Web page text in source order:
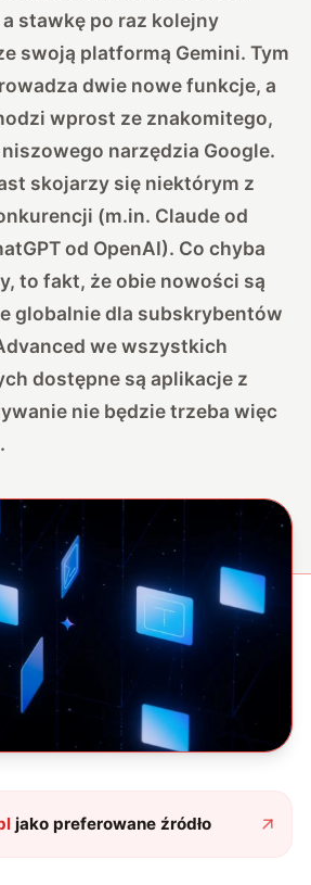
stawkę po raz kolejny
swoją platformą Gemini. Tym
dwie nowe funkcje, a
wprost ze znakomitego,
narzędzia Google.
skojarzy się niektórym z
(m.in. Claude od
od OpenAI). Co chyba
to fakt, że obie nowości są
globalnie dla subskrybentów
we wszystkich
dostępne są aplikacje z
nie będzie trzeba więc
jako preferowane źródło